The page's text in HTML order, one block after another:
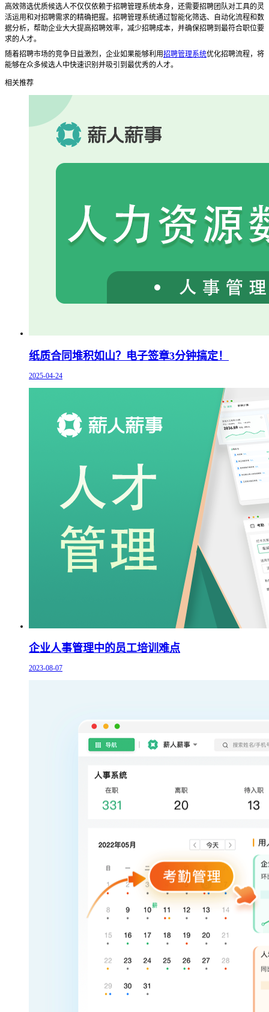
高效筛选优质候选人不仅仅依赖于招聘管理系统本身，还需要招聘团队对工具的灵
活运用和对招聘需求的精确把握。招聘管理系统通过智能化筛选、自动化流程和数
据分析，帮助企业大大提高招聘效率，减少招聘成本，并确保招聘到最符合职位要
求的人才。
随着招聘市场的竞争日益激烈，企业如果能够利用招聘管理系统优化招聘流程，将
能够在众多候选人中快速识别并吸引到最优秀的人才。
相关推荐
纸质合同堆积如山？电子签章3分钟搞定！
2025-04-24
企业人事管理中的员工培训难点
2023-08-07